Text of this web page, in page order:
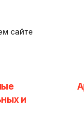
сайте
и